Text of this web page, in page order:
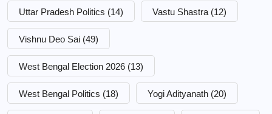
Uttar Pradesh Politics (14) Vastu Shastra (12)
Vishnu Deo Sai (49)
West Bengal Election 2026 (13)
West Bengal Politics (18) Yogi Adityanath (20)